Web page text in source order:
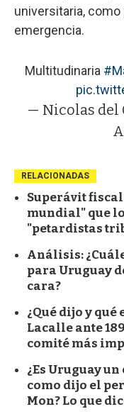
universitaria,
emergencia.
Multitudinaria
— Nicolas del
RELACIONADAS
Superávit
mundial" que
"petardistas
Análisis:
para Uruguay
cara?
¿Qué dijo y
Lacalle ante
comité más
¿Es Uruguay
como dijo el
Mon? Lo que